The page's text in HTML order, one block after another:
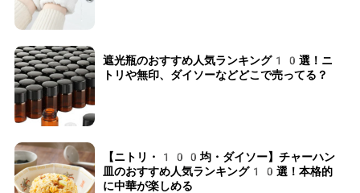
遮光瓶のおすすめ人気ランキング10選！ニ
トリや無印、ダイソーなどどこで売ってる？
【ニトリ・100均・ダイソー】チャーハン
皿のおすすめ人気ランキング10選！本格的
に中華が楽しめる